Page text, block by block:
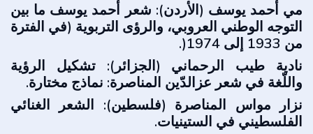
مي أحمد يوسف (الأردن): شعر أحمد يوسف ما بين
التوجه الوطني العروبي، والرؤى التربوية (في الفترة
من 1933 إلى 1974(.
نادية طيب الرحماني (الجزائر): تشكيل الرؤية
واللّغة في شعر عزالدّين المناصرة: نماذج مختارة.
نزار مواس المناصرة (فلسطين): الشعر الغنائي
الفلسطيني في الستينيات.